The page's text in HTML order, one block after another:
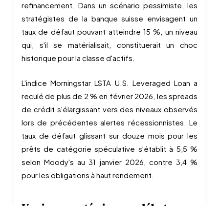
refinancement. Dans un scénario pessimiste, les
stratégistes de la banque suisse envisagent un
taux de défaut pouvant atteindre 15 %, un niveau
qui, s'il se matérialisait, constituerait un choc
historique pour la classe d'actifs.
L'indice Morningstar LSTA U.S. Leveraged Loan a
reculé de plus de 2 % en février 2026, les spreads
de crédit s'élargissant vers des niveaux observés
lors de précédentes alertes récessionnistes. Le
taux de défaut glissant sur douze mois pour les
prêts de catégorie spéculative s'établit à 5,5 %
selon Moody's au 31 janvier 2026, contre 3,4 %
pour les obligations à haut rendement.